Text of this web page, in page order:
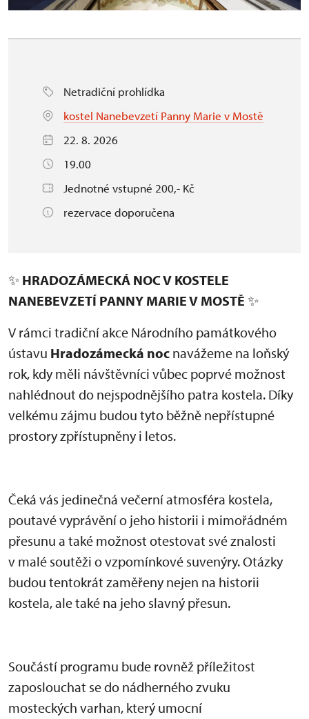
Netradiční prohlídka
kostel Nanebevzetí Panny Marie v Mostě
22. 8. 2026
19.00
Jednotné vstupné 200,- Kč
rezervace doporučena
✨ HRADOZÁMECKÁ NOC V KOSTELE
NANEBEVZETÍ PANNY MARIE V MOSTĚ ✨
V rámci tradiční akce Národního památkového
ústavu Hradozámecká noc navážeme na loňský
rok, kdy měli návštěvníci vůbec poprvé možnost
nahlédnout do nejspodnějšího patra kostela. Díky
velkému zájmu budou tyto běžně nepřístupné
prostory zpřístupněny i letos.
Čeká vás jedinečná večerní atmosféra kostela,
poutavé vyprávění o jeho historii i mimořádném
přesunu a také možnost otestovat své znalosti
v malé soutěži o vzpomínkové suvenýry. Otázky
budou tentokrát zaměřeny nejen na historii
kostela, ale také na jeho slavný přesun.
Součástí programu bude rovněž příležitost
zaposlouchat se do nádherného zvuku
mosteckých varhan, který umocní